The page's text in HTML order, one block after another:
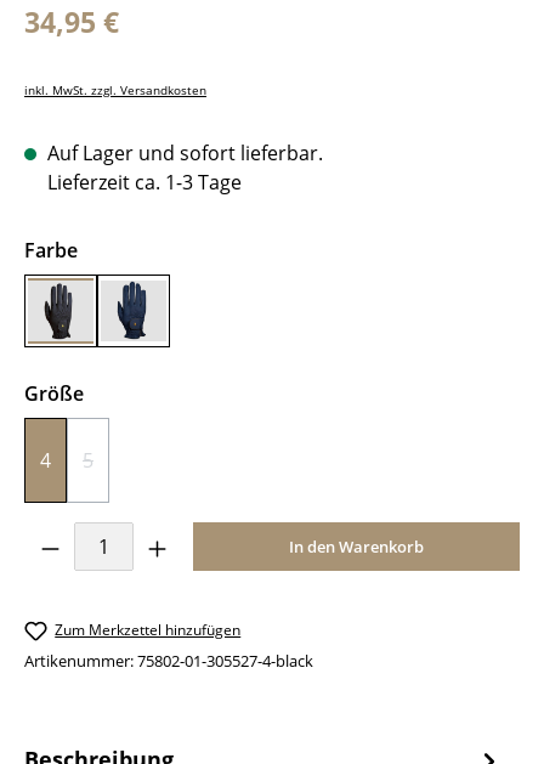
Regulärer Preis:
34,95 €
inkl. MwSt. zzgl. Versandkosten
Auf Lager und sofort lieferbar.
Lieferzeit ca. 1-3 Tage
Farbeauswählen
black navy blue
Größeauswählen
4 5(Diese Option ist zurzeit nicht verfügbar.)
Produkt Anzahl: Gib den gewünschten
In den Warenkorb
Zum Merkzettel hinzufügen
Artikenummer:75802-01-305527-4-black